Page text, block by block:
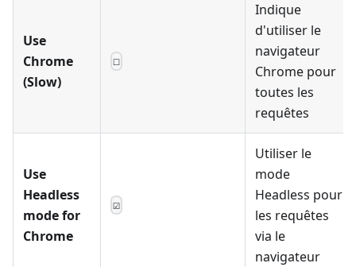
Use
Chrome
(Slow)
☐
Indique
d'utiliser le
navigateur
Chrome pour
toutes les
requêtes
Use
Headless
mode for
Chrome
☑
Utiliser le
mode
Headless pour
les requêtes
via le
navigateur